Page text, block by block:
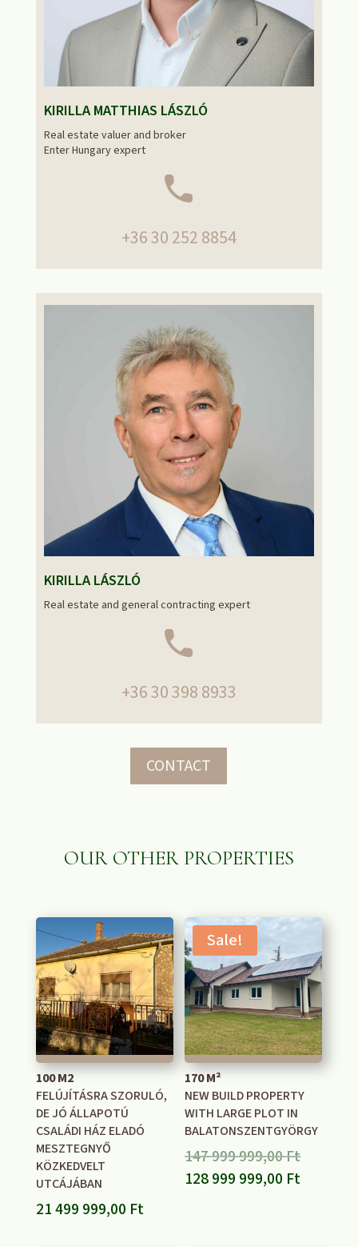
KIRILLA MATTHIAS LÁSZLÓ
Real estate valuer and broker
Enter Hungary expert
+36 30 252 8854
KIRILLA LÁSZLÓ
Real estate and general contracting expert
+36 30 398 8933
CONTACT
OUR OTHER PROPERTIES
100 M2
FELÚJÍTÁSRA SZORULÓ,
DE JÓ ÁLLAPOTÚ
CSALÁDI HÁZ ELADÓ
MESZTEGNYŐ
KÖZKEDVELT
UTCÁJÁBAN
21 499 999,00 Ft
Sale!
170 M²
NEW BUILD PROPERTY
WITH LARGE PLOT IN
BALATONSZENTGYÖRGY
147 999 999,00FtOriginal
128 999 999,00 FtCurrent